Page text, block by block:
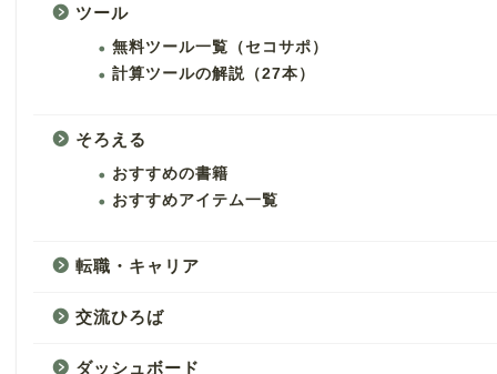
ツール
無料ツール一覧（セコサポ）
計算ツールの解説（27本）
そろえる
おすすめの書籍
おすすめアイテム一覧
転職・キャリア
交流ひろば
ダッシュボード